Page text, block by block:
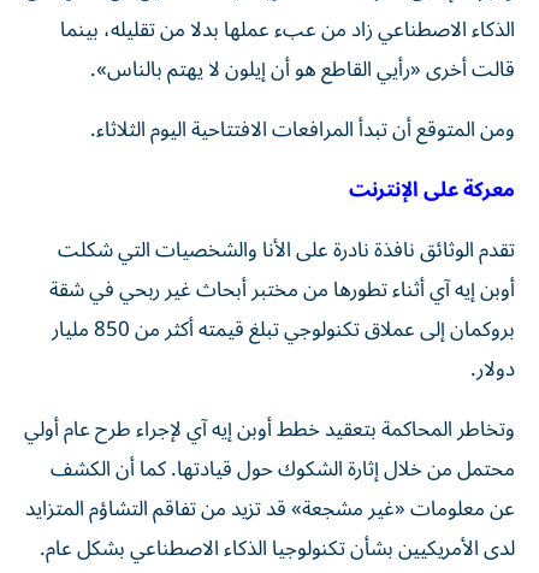
الذكاء الاصطناعي زاد من عبء عملها بدلا من تقليله، بينما
قالت أخرى «رأيي القاطع هو أن إيلون لا يهتم بالناس».
ومن المتوقع أن تبدأ المرافعات الافتتاحية اليوم الثلاثاء.
معركة على الإنترنت
تقدم الوثائق نافذة نادرة على الأنا والشخصيات التي شكلت
أوبن إيه آي أثناء تطورها من مختبر أبحاث غير ربحي في شقة
بروكمان إلى عملاق تكنولوجي تبلغ قيمته أكثر من 850 مليار
دولار.
وتخاطر المحاكمة بتعقيد خطط أوبن إيه آي لإجراء طرح ​عام أولي
محتمل من خلال إثارة الشكوك حول قيادتها. كما أن الكشف
عن معلومات «غير مشجعة» قد تزيد ‌من تفاقم التشاؤم المتزايد
لدى الأمريكيين بشأن تكنولوجيا الذكاء الاصطناعي بشكل عام.